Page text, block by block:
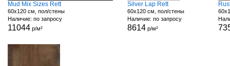
Mud Mix Sizes Rett
60x120 см, пол/стены
Наличие: по запросу
11044 р/м²
Silver Lap Rett
60x120 см, пол/стены
Наличие: по запросу
8614р/м²